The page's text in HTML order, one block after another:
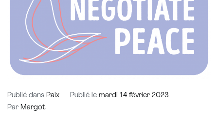
Publié dans Paix Publié le mardi 14 février 2023
Par Margot